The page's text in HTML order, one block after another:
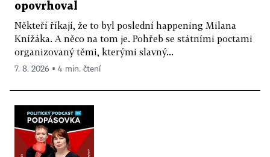
opovrhoval
Někteří říkají, že to byl poslední happening Milana
Knížáka. A něco na tom je. Pohřeb se státními poctami
organizovaný těmi, kterými slavný...
7. 8. 2026 ▪ 4 min. čtení